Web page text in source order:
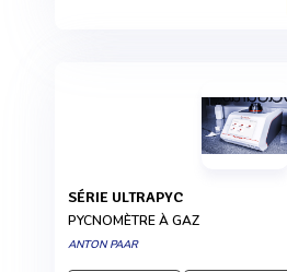
SÉRIE ULTRAPYC
PYCNOMÈTRE À GAZ
ANTON PAAR